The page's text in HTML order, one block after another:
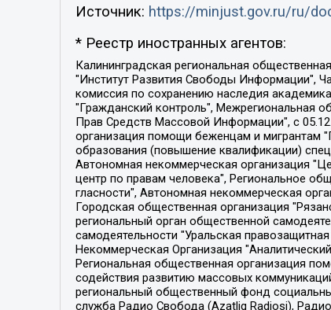
Источник: https://minjust.gov.ru/ru/
* Реестр иностранных агентов:
Калининградская региональная общественная организация "Экозащита!-Женсовет", Фонд содействия защите прав и свобод граждан "Общественный вердикт", Фонд "Институт Развития Свободы Информации", Частное учреждение "Информационное агентство МЕМО. РУ", Региональная общественная организация "Общественная комиссия по сохранению наследия академика Сахарова", Фонд поддержки свободы прессы, Санкт-Петербургская общественная правозащитная организация "Гражданский контроль", Межрегиональная общественная организация "Информационно-просветительский центр "Мемориал", Региональный Фонд "Центр Защиты Прав Средств Массовой Информации", с 05.12.2023 Фонд "Центр Защиты Прав Средств массовой информации", Региональная общественная благотворительная организация помощи беженцам и мигрантам "Гражданское содействие", Негосударственное образовательное учреждение дополнительного профессионального образования (повышение квалификации) специалистов "АКАДЕМИЯ ПО ПРАВАМ ЧЕЛОВЕКА", Свердловская региональная общественная организация "Сутяжник", Автономная некоммерческая организация "Центр независимых социологических исследований", Союз общественных объединений "Российский исследовательский центр по правам человека", Региональное общественное учреждение научно-информационный центр "МЕМОРИАЛ", Некоммерческая организация "Фонд защиты гласности", Автономная некоммерческая организация "Институт прав человека", Городская общественная организация "Екатеринбургское общество "МЕМОРИАЛ", Городская общественная организация "Рязанское историко-просветительское и правозащитное общество "Мемориал" (Рязанский Мемориал), Челябинский региональный орган общественной самодеятельности – женское общественное объединение "Женщины Евразии", Челябинский региональный орган общественной самодеятельности "Уральская правозащитная группа", Фонд содействия защите здоровья и социальной справедливости имени Андрея Рылькова, Автономная Некоммерческая Организация "Аналитический Центр Юрия Левады", Автономная некоммерческая организация социальной поддержки населения "Проект Апрель", Региональная общественная организация помощи женщинам и детям, находящимся в кризисной ситуации "Информационно-методический центр "Анна", Фонд содействия развитию массовых коммуникаций и правовому просвещению "Так-так-Так", Фонд содействия устойчивому развитию "Серебряная тайга", Свердловский региональный общественный фонд социальных проектов "Новое время", "Idel.Реалии", Кавказ.Реалии, Крым.Реалии, Телеканал Настоящее Время, Татаро-башкирская служба Радио Свобода (Azatliq Radiosi), Радио Свободная Европа/Радио Свобода (PCE/PC), "Сибирь.Реалии", "Фактограф", Благотворительный фонд помощи осужденным и их семьям, Автономная